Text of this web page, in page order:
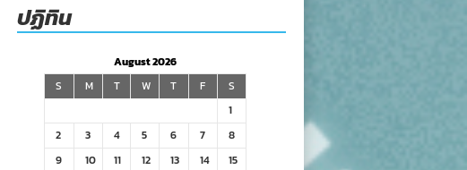
ปฏิทิน
August 2026
S
M T W T F
S
1
2
3 4 5 6 7
8
9
10 11 12 13 14
15